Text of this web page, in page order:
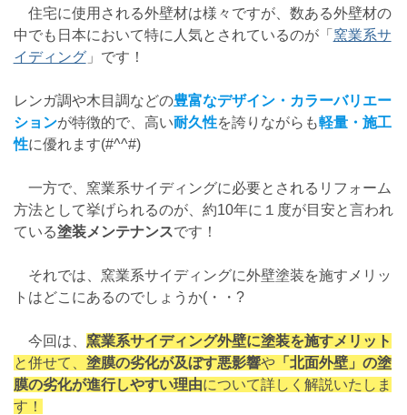
住宅に使用される外壁材は様々ですが、数ある外壁材の
中でも日本において特に人気とされているのが「 窯業系サ
イディング」です！
レンガ調や木目調などの豊富なデザイン・カラーバリエー
ションが特徴的で、高い耐久性を誇りながらも軽量・施工
性に優れます(#^^#)
一方で、窯業系サイディングに必要とされるリフォーム
方法として挙げられるのが、約10年に１度が目安と言われ
ている塗装メンテナンスです！
それでは、窯業系サイディングに外壁塗装を施すメリッ
トはどこにあるのでしょうか(・・?
今回は、 窯業系サイディング外壁に塗装を施すメリット
と併せて、 塗膜の劣化が及ぼす悪影響や「北面外壁」の塗
膜の劣化が進行しやすい理由について詳しく解説いたしま
す！